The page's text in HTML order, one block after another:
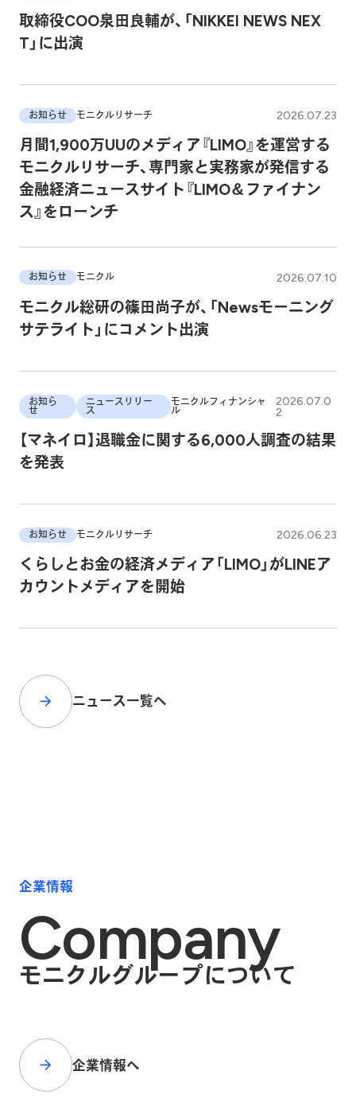
取締役COO泉田良輔が、「NIKKEI NEWS NEX
T」に出演
お知らせ モニクルリサーチ 2026.07.23
月間1,900万UUのメディア『LIMO』を運営する
モニクルリサーチ、専門家と実務家が発信する
金融経済ニュースサイト『LIMO＆ファイナン
ス』をローンチ
お知らせ モニクル 2026.07.10
モニクル総研の篠田尚子が、「Newsモーニング
サテライト」にコメント出演
お知ら
せ
ニュースリリー
ス
モニクルフィナンシャ
ル
2026.07.0
2
【マネイロ】退職金に関する6,000人調査の結果
を発表
お知らせ モニクルリサーチ 2026.06.23
くらしとお金の経済メディア「LIMO」がLINEア
カウントメディアを開始
ニュース一覧へ
企業情報
Company
モニクルグループについて
企業情報へ